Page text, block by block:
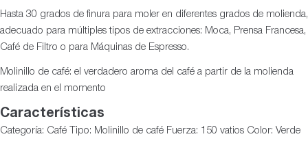
Hasta 30 grados de finura para moler en diferentes grados de molienda,
adecuado para múltiples tipos de extracciones: Moca, Prensa Francesa,
Café de Filtro o para Máquinas de Espresso.
Molinillo de café: el verdadero aroma del café a partir de la molienda
realizada en el momento
Características
Categoría: Café Tipo: Molinillo de café Fuerza: 150 vatios Color: Verde